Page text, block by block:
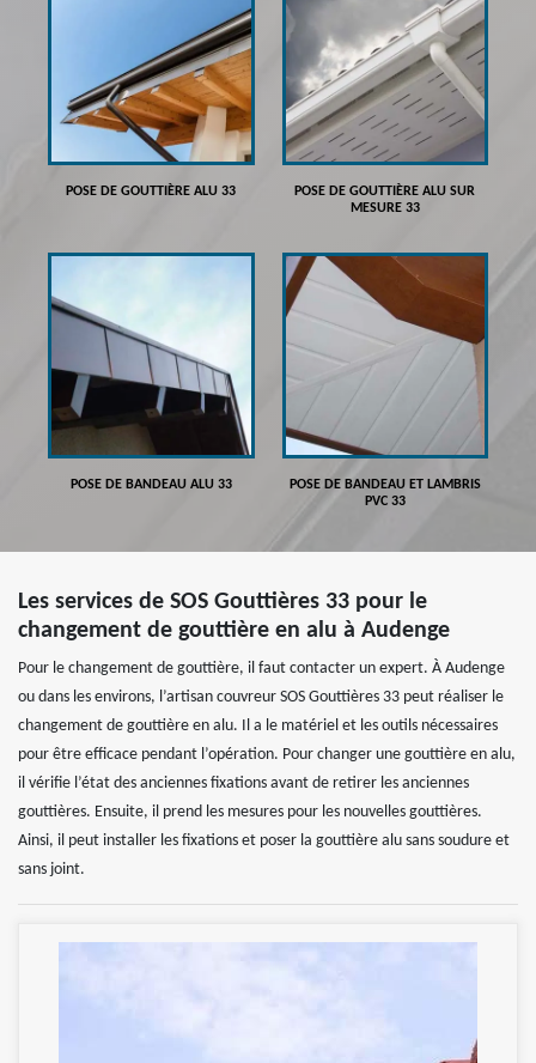
POSE DE GOUTTIÈRE ALU 33
POSE DE GOUTTIÈRE ALU SUR
MESURE 33
POSE DE BANDEAU ALU 33
POSE DE BANDEAU ET LAMBRIS
PVC 33
Les services de SOS Gouttières 33 pour le
changement de gouttière en alu à Audenge
Pour le changement de gouttière, il faut contacter un expert. À Audenge
ou dans les environs, l’artisan couvreur SOS Gouttières 33 peut réaliser le
changement de gouttière en alu. Il a le matériel et les outils nécessaires
pour être efficace pendant l’opération. Pour changer une gouttière en alu,
il vérifie l’état des anciennes fixations avant de retirer les anciennes
gouttières. Ensuite, il prend les mesures pour les nouvelles gouttières.
Ainsi, il peut installer les fixations et poser la gouttière alu sans soudure et
sans joint.